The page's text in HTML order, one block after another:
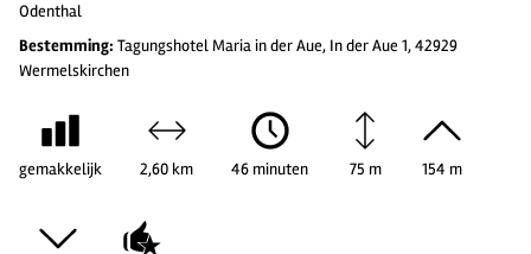
Odenthal
Bestemming: Tagungshotel Maria in der Aue, In der Aue 1, 42929
Wermelskirchen
gemakkelijk 2,60 km 46 minuten 75 m 154 m